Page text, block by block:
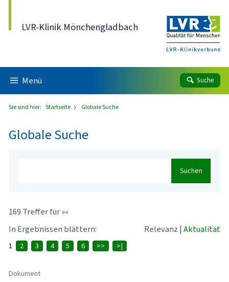
LVR-Klinik Mönchengladbach
Menü Suche
Sie sind hier: Startseite Globale Suche
Globale Suche
Suchen
169 Treffer für »«
In Ergebnissen blättern:
Relevanz | Aktualität
1 2 3 4 5 6 >> >|
Dokument